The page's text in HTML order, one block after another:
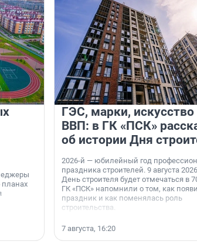
планах
ГЭС, марки, искусство
ВВП: в ГК «ПСК»
об истории Дня
2026-й — юбилейный год
праздника строителей. 9 августа
День строителя будет отмечаться в
ГК «ПСК» напомнили о том, как
праздник и как поменялась роль
строительства.
7 августа, 16:20